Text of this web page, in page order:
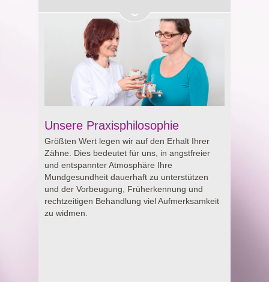
Unsere Praxisphilosophie
Größten Wert legen wir auf den Erhalt Ihrer
Zähne. Dies bedeutet für uns, in angstfreier
und entspannter Atmosphäre Ihre
Mundgesundheit dauerhaft zu unterstützen
und der Vorbeugung, Früherkennung und
rechtzeitigen Behandlung viel Aufmerksamkeit
zu widmen.